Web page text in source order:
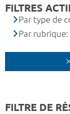
FILTRES
Par type de
Par
FILTRE DE